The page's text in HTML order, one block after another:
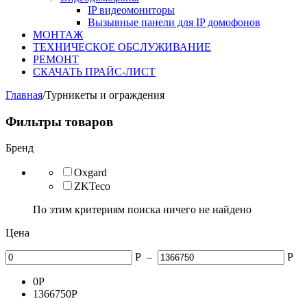
IP видеомониторы
Вызывные панели для IP домофонов
МОНТАЖ
ТЕХНИЧЕСКОЕ ОБСЛУЖИВАНИЕ
РЕМОНТ
СКАЧАТЬ ПРАЙС-ЛИСТ
Главная/Турникеты и ограждения
Фильтры товаров
Бренд
Oxgard
ZKTeco
По этим критериям поиска ничего не найдено
Цена
Р – Р
0Р
1366750Р